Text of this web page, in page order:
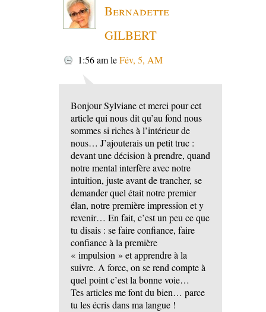
Bernadette
GILBERT
1:56 amleFév, 5, AM
Bonjour Sylviane et merci pour cet
article qui nous dit qu’au fond nous
sommes si riches à l’intérieur de
nous… J’ajouterais un petit truc :
devant une décision à prendre, quand
notre mental interfère avec notre
intuition, juste avant de trancher, se
demander quel était notre premier
élan, notre première impression et y
revenir… En fait, c’est un peu ce que
tu disais : se faire confiance, faire
confiance à la première
« impulsion » et apprendre à la
suivre. A force, on se rend compte à
quel point c’est la bonne voie…
Tes articles me font du bien… parce
tu les écris dans ma langue !